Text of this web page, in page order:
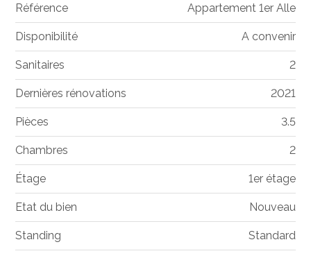
Référence Appartement 1er Alle
Disponibilité A convenir
Sanitaires 2
Dernières rénovations 2021
Pièces 3.5
Chambres 2
Étage 1er étage
Etat du bien Nouveau
Standing Standard